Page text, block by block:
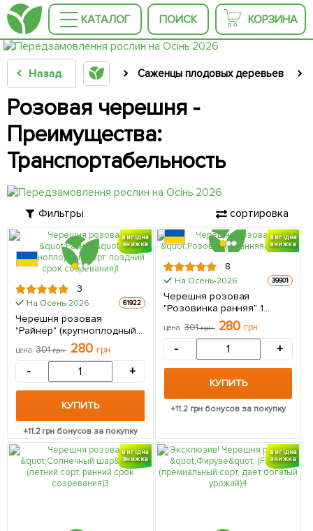
КАТАЛОГ ПОИСК КОРЗИНА
Назад Саженцы плодовых деревьев
Розовая черешня -
Преимущества:
Транспортабельность
Фильтры сортировка
вигідна
знижка
3
На Осень-2026 61922
Черешня розовая
"Райнер" (крупноплодный
сорт, поздний срок
созревания) 1 саженец в
цена 301грн 280 грн
- +
КУПИТЬ
+11.2грн бонусов за покупку
вигідна
знижка
8
На Осень-2026 39901
Черешня розовая
"Розовинка ранняя" 1
саженец в упаковке
цена 301грн 280 грн
- +
КУПИТЬ
+11.2 грн бонусов за покупку
вигідна
знижка
вигідна
знижка